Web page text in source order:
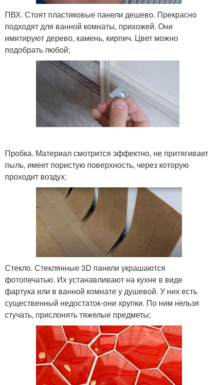
ПВХ. Стоят пластиковые панели дешево. Прекрасно
подходят для ванной комнаты, прихожей. Они
имитируют дерево, камень, кирпич. Цвет можно
подобрать любой;
Пробка. Материал смотрится эффектно, не притягивает
пыль, имеет пористую поверхность, через которую
проходит воздух;
Стекло. Стеклянные 3D панели украшаются
фотопечатью. Их устанавливают на кухне в виде
фартука или в ванной комнате у душевой. У них есть
существенный недостаток-они хрупки. По ним нельзя
стучать, прислонять тяжелые предметы;